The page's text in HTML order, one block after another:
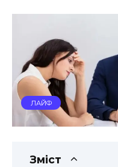
ЛАЙФ
Зміст